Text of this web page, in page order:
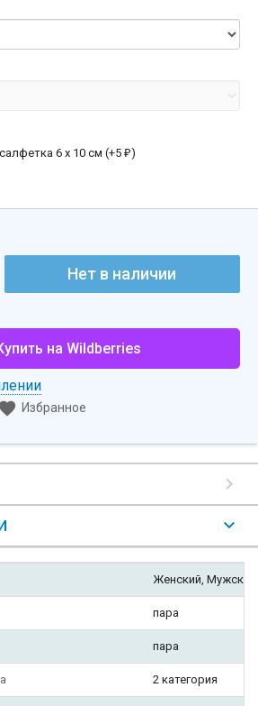
6 х 10 см (+5 ₽)
Нет в наличии
на Wildberries
Избранное
Женский, Мужской
пара
пара
2 категория